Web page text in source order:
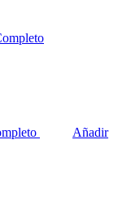
Añadir